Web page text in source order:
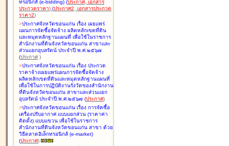
ทรอนิกส์ (e-bidding) (ประกาศ, เอกสาร
ประกวดราคา) (ประกาศ2, เอกสารประกวด
ราคา2)
>ประกาศจังหวัดขอนแก่น เรื่อง เผยแพร่
แผนการจัดซื้อจัดจ้าง ผลิตหลักเขตที่ดิน
และหมุดหลักฐานแผนที่ เพื่อใช้ในราชการ
สำนักงานที่ดินจังหวัดขอนแก่น สาขาและ
ส่วนแยกอุบลรัตน์ ประจำปี พ.ศ.๒๕๖๗
(ประกาศ )
>ประกาศจังหวัดขอนแก่น เรื่อง ประกวด
ราคาจ้างเผยแพร่แผนการจัดซื้อจัดจ้าง
ผลิตหลักเขตที่ดินและหมุดหลักฐานแผนที่
เพื่อใช้ในการปฏิบัติงานรังวัดของสำนักงาน
ที่ดินจังหวัดขอนแก่น สาขาและส่วนแยก
อุบลรัตน์ ประจำปี พ.ศ.๒๕๖๗ (ประกาศ)
>ประกาศจังหวัดขอนแก่น เรื่อง การจัดซื้อ
เครื่องปรับอากาศ แบบแยกส่วน (ราคาค่า
ติดตั้ง) แบบแขวน เพื่อใช้ในราชการ
สำนักงานที่ดินจังหวัดขอนแก่น สาขา ด้วย
วิธีตลาดอิเล็กทรอนิกส์ (e-market)
(ประกาศ)